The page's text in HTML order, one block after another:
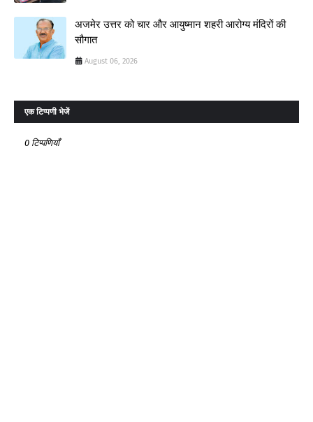
अजमेर उत्तर को चार और आयुष्मान शहरी आरोग्य मंदिरों की
सौगात
August 06, 2026
एक टिप्पणी भेजें
0 टिप्पणियाँ